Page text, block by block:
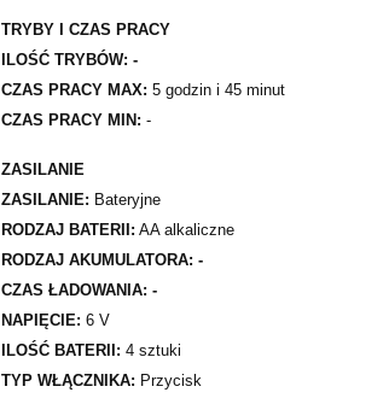
TRYBY I CZAS PRACY
ILOŚĆ TRYBÓW: -
CZAS PRACY MAX: 5 godzin i 45 minut
CZAS PRACY MIN: -
ZASILANIE
ZASILANIE: Bateryjne
RODZAJ BATERII: AA alkaliczne
RODZAJ AKUMULATORA: -
CZAS ŁADOWANIA: -
NAPIĘCIE: 6 V
ILOŚĆ BATERII: 4 sztuki
TYP WŁĄCZNIKA: Przycisk